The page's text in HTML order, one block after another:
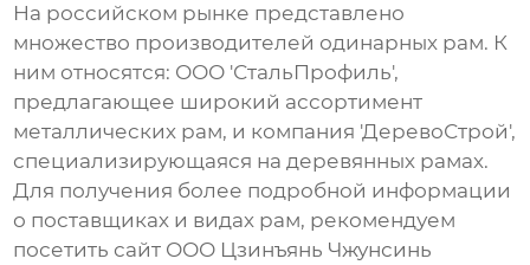
На российском рынке представлено
множество производителей одинарных рам. К
ним относятся: ООО 'СтальПрофиль',
предлагающее широкий ассортимент
металлических рам, и компания 'ДеревоСтрой',
специализирующаяся на деревянных рамах.
Для получения более подробной информации
о поставщиках и видах рам, рекомендуем
посетить сайт ООО Цзинъянь Чжунсинь